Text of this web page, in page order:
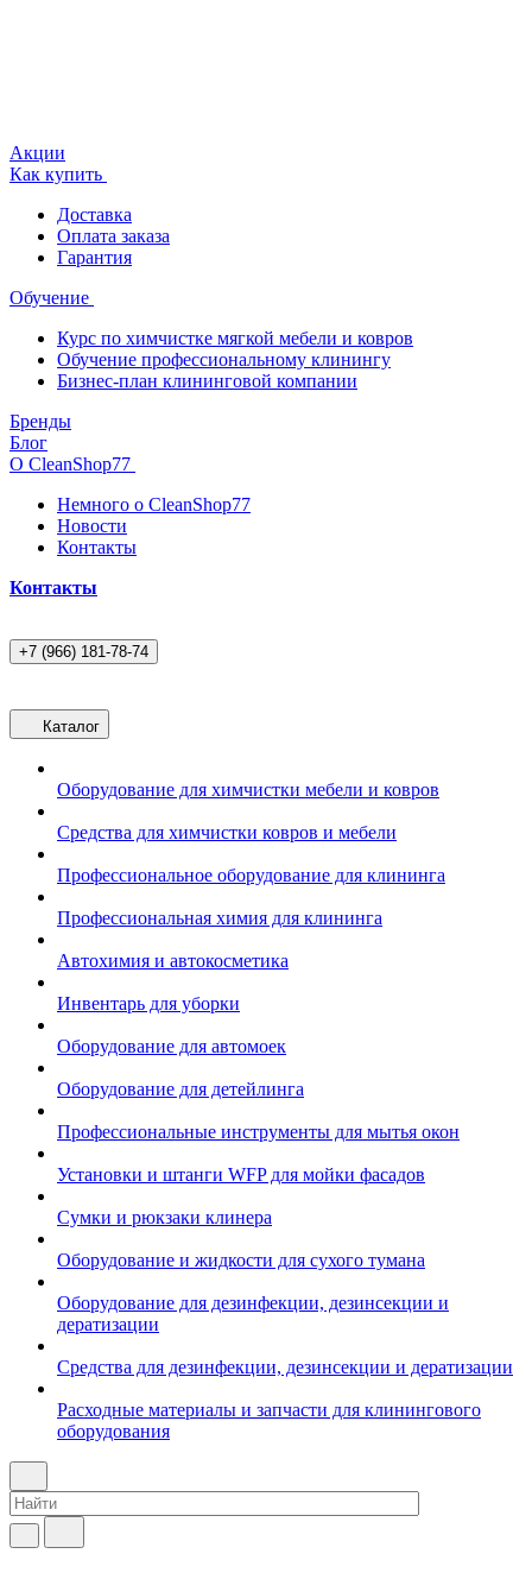
Акции
Как купить
Доставка
Оплата заказа
Гарантия
Обучение
Курс по химчистке мягкой мебели и ковров
Обучение профессиональному клинингу
Бизнес-план клининговой компании
Бренды
Блог
О CleanShop77
Немного о CleanShop77
Новости
Контакты
Контакты
+7 (966) 181-78-74
Каталог
Оборудование для химчистки мебели и ковров
Средства для химчистки ковров и мебели
Профессиональное оборудование для клининга
Профессиональная химия для клининга
Автохимия и автокосметика
Инвентарь для уборки
Оборудование для автомоек
Оборудование для детейлинга
Профессиональные инструменты для мытья окон
Установки и штанги WFP для мойки фасадов
Сумки и рюкзаки клинера
Оборудование и жидкости для сухого тумана
Оборудование для дезинфекции, дезинсекции и
дератизации
Средства для дезинфекции, дезинсекции и дератизации
Расходные материалы и запчасти для клинингового
оборудования